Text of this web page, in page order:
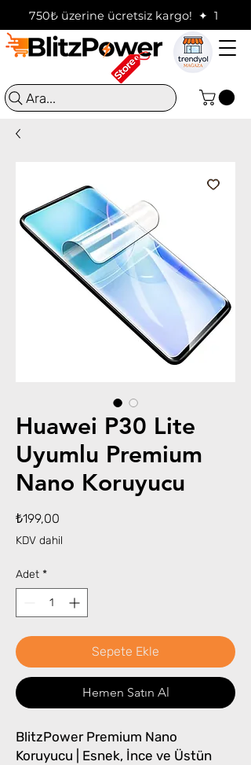
750₺ üzerine ücretsiz kargo!  ✦
Ara...
Huawei P30 Lite
Uyumlu Premium
Nano Koruyucu
₺199,00
KDV dahil
Adet *
Sepete Ekle
Hemen Satın Al
BlitzPower Premium Nano
Koruyucu | Esnek, İnce ve Üstün